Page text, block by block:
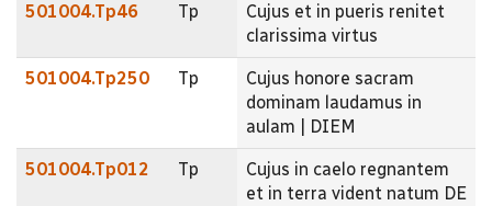
501004.Tp46 Tp
Cujus et in pueris renitet
clarissima virtus
501004.Tp250 Tp
Cujus honore sacram
dominam laudamus in
aulam | DIEM
501004.Tp012 Tp
Cujus in caelo regnantem
et in terra vident natum DE